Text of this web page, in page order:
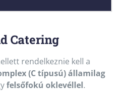
Catering
rendelkeznie kell a
(C típusú) államilag
felsőfokú oklevéllel.